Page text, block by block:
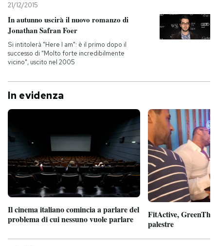
21/12/2015
In autunno uscirà il nuovo romanzo di
Jonathan Safran Foer
Si intitolerà "Here I am": è il primo dopo il
successo di "Molto forte incredibilmente
vicino", uscito nel 2005
In evidenza
Il cinema italiano comincia a parlare del
problema di cui nessuno vuole parlare
FitActive,
palestre